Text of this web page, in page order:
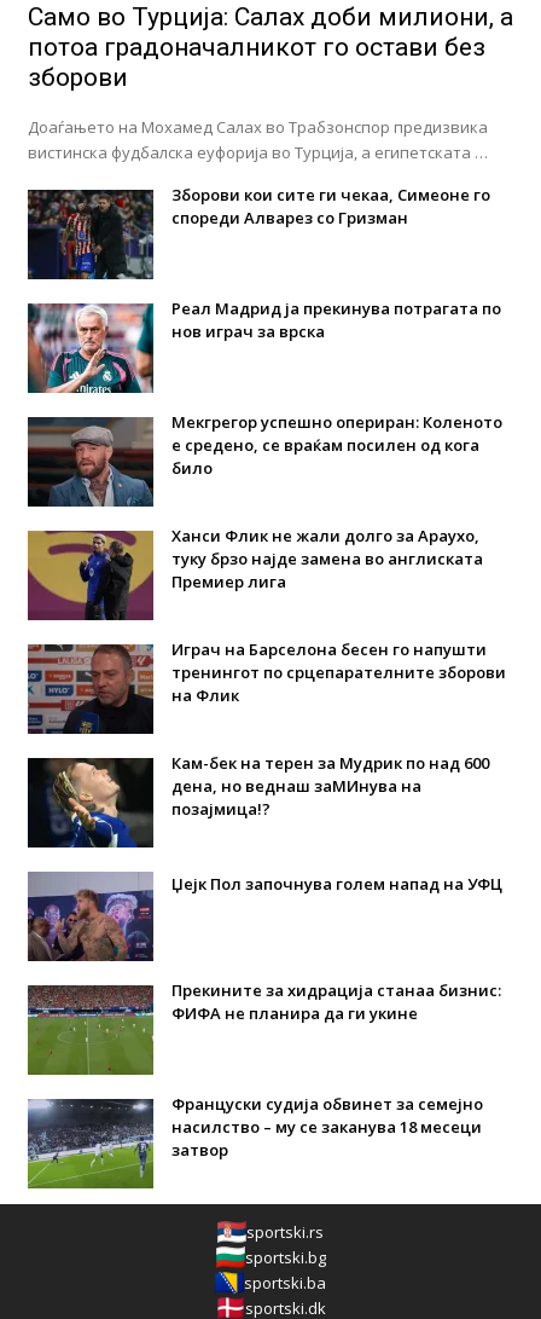
Само во Турција: Салах доби милиони, а
потоа градоначалникот го остави без
зборови
Доаѓањето на Мохамед Салах во Трабзонспор предизвика
вистинска фудбалска еуфорија во Турција, а египетската …
Зборови кои сите ги чекаа, Симеоне го
спореди Алварез со Гризман
Реал Мадрид ја прекинува потрагата по
нов играч за врска
Мекгрегор успешно опериран: Коленото
е средено, се враќам посилен од кога
било
Ханси Флик не жали долго за Араухо,
туку брзо најде замена во англиската
Премиер лига
Играч на Барселона бесен го напушти
тренингот по срцепарателните зборови
на Флик
Кам-бек на терен за Мудрик по над 600
дена, но веднаш заМИнува на
позајмица!?
Џејк Пол започнува голем напад на УФЦ
Прекините за хидрација станаа бизнис:
ФИФА не планира да ги укине
Француски судија обвинет за семејно
насилство – му се заканува 18 месеци
затвор
sportski.rs
sportski.bg
sportski.ba
sportski.dk